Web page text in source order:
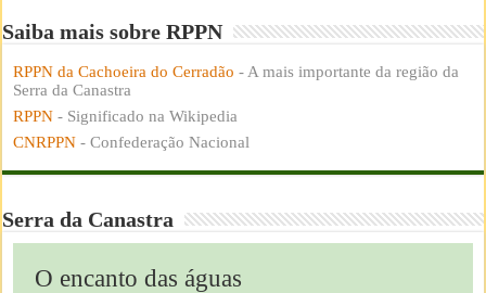
Saiba mais sobre RPPN
RPPN da Cachoeira do Cerradão - A mais importante da região da
Serra da Canastra
RPPN - Significado na Wikipedia
CNRPPN - Confederação Nacional
Serra da Canastra
O encanto das águas